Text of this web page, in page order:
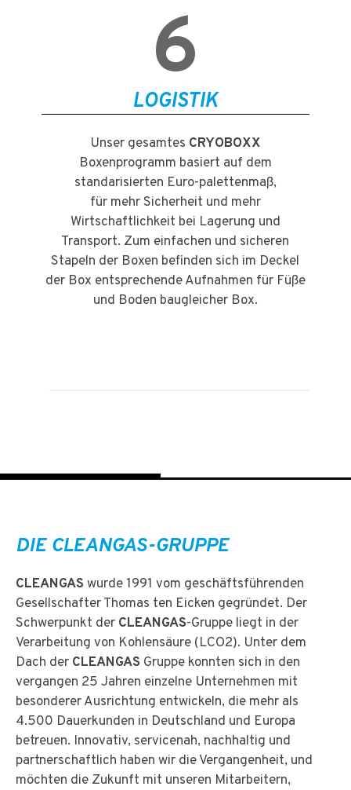
6
LOGISTIK
Unser gesamtes CRYOBOXX
Boxenprogramm basiert auf dem
standarisierten Euro-palettenmaß,
für mehr Sicherheit und mehr
Wirtschaftlichkeit bei Lagerung und
Transport. Zum einfachen und sicheren
Stapeln der Boxen befinden sich im Deckel
der Box entsprechende Aufnahmen für Füße
und Boden baugleicher Box.
DIE CLEANGAS-GRUPPE
CLEANGAS wurde 1991 vom geschäftsführenden
Gesellschafter Thomas ten Eicken gegründet. Der
Schwerpunkt der CLEANGAS-Gruppe liegt in der
Verarbeitung von Kohlensäure (LCO2). Unter dem
Dach der CLEANGAS Gruppe konnten sich in den
vergangen 25 Jahren einzelne Unternehmen mit
besonderer Ausrichtung entwickeln, die mehr als
4.500 Dauerkunden in Deutschland und Europa
betreuen. Innovativ, servicenah, nachhaltig und
partnerschaftlich haben wir die Vergangenheit, und
möchten die Zukunft mit unseren Mitarbeitern,